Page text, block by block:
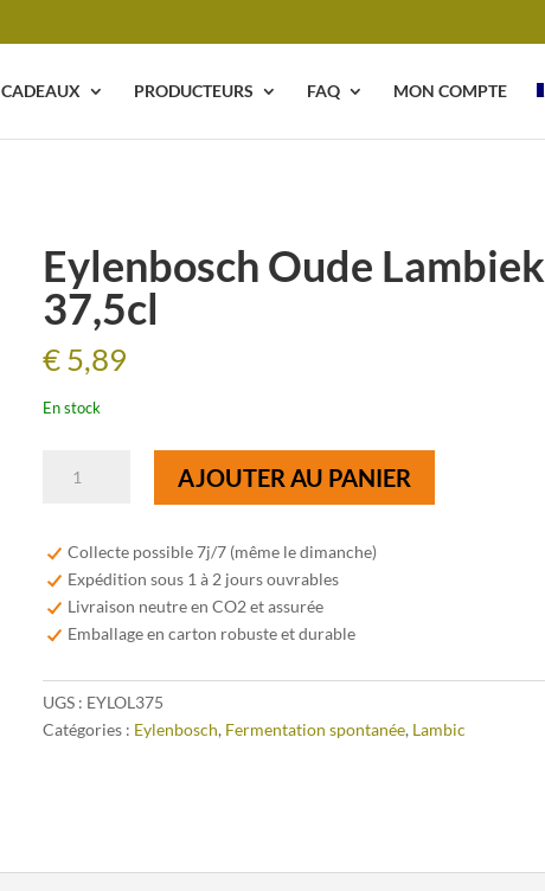
CADEAUX PRODUCTEURS FAQ MON COMPTE
Eylenbosch Oude Lambiek
37,5cl
€5,89
En stock
Oude
Lambiek
37,5cl
AJOUTER AU PANIER
Collecte possible 7j/7 (même le dimanche)
Expédition sous 1 à 2 jours ouvrables
Livraison neutre en CO2 et assurée
Emballage en carton robuste et durable
UGS : EYLOL375
Catégories : Eylenbosch, Fermentation spontanée, Lambic